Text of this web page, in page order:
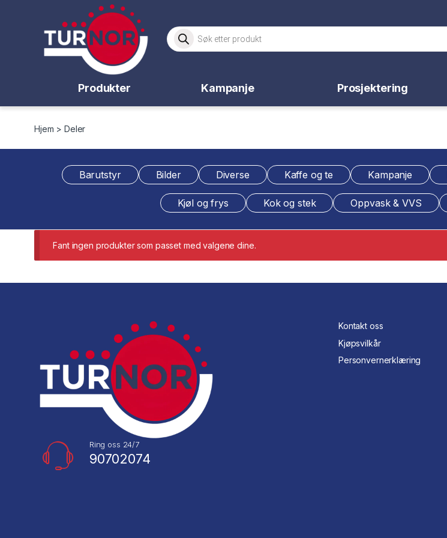
Products search
Produkter Kampanje Prosjektering
Hjem > Deler
Barutstyr Bilder Diverse Kaffe og te Kampanje
Kjøl og frys Kok og stek Oppvask & VVS
Fant ingen produkter som passet med valgene dine.
Ring oss 24/7
90702074
Kontakt oss
Kjøpsvilkår
Personvernerklæring